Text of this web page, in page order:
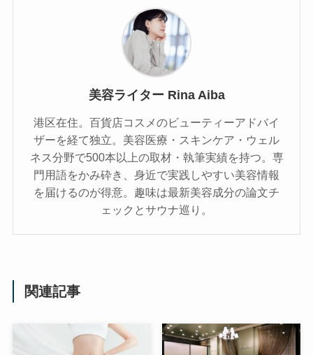
美容ライター Rina Aiba
港区在住。百貨店コスメのビューティーアドバイ
ザーを経て独立。美容医療・スキンケア・ウェル
ネス分野で500本以上の取材・執筆実績を持つ。専
門用語をかみ砕き、⾝近で実践しやすい美容情報
を届けるのが得意。趣味は最新美容成分の論文チ
ェックとサウナ巡り。
関連記事